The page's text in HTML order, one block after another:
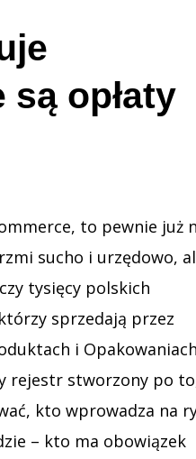
opłaty
to pewnie już
sucho i urzędowo,
tysięcy polskich
sprzedają przez
i
rejestr stworzony po
kto wprowadza na
– kto ma obowiązek